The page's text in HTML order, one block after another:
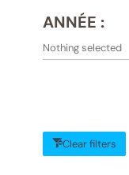
ANNÉE :
Nothing selected
Clear filters